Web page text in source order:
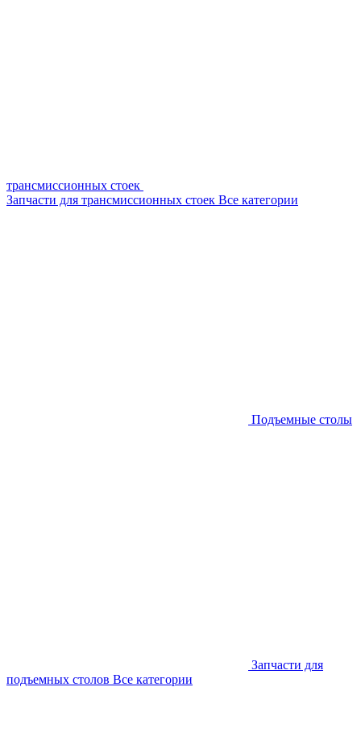
трансмиссионных стоек
Запчасти для трансмиссионных стоек Все категории
Подъемные столы
Запчасти для
подъемных столов Все категории